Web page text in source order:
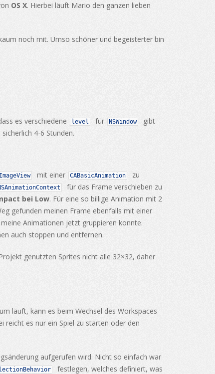
OS X. Hierbei läuft Mario den ganzen lieben
noch mit. Umso schöner und begeisterter bin
es verschiedene level für NSWindow
gibt
4-6 Stunden.
mit einer CABasicAnimation
zu
für das Frame verschieben zu
bei Low. Für eine so billige Animation mit 2
gefunden meinen Frame ebenfalls mit einer
meine Animationen jetzt gruppieren konnte.
auch stoppen und entfernen.
genutzten Sprites nicht alle 32×32, daher
läuft, kann es beim Wechsel des Workspaces
reicht es nur ein Spiel zu starten oder den
aufgerufen wird. Nicht so einfach war
festlegen, welches definiert, was